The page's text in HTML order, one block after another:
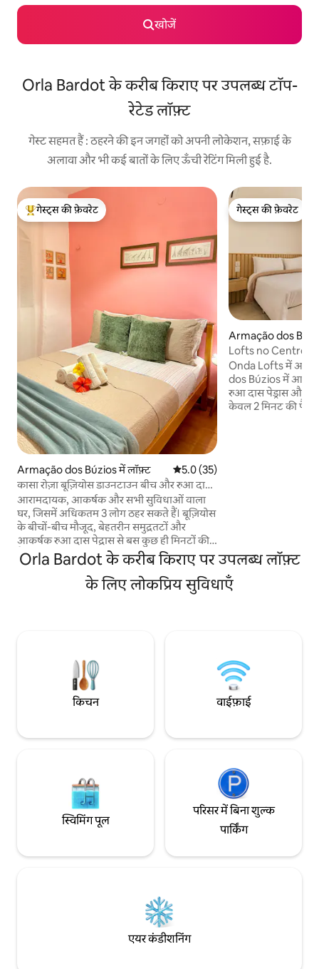
खोजें
Orla Bardot के करीब किराए पर उपलब्ध टॉप-
रेटेड लॉफ़्ट
गेस्ट सहमत हैं : ठहरने की इन जगहों को अपनी लोकेशन, सफ़ाई के
अलावा और भी कई बातों के लिए ऊँची रेटिंग मिली हुई है.
गेस्ट्स का टॉप फ़ेवरेट
गेस्ट्स की फ़ेवरेट
Armação dos Búzios में लॉफ़्ट औसत रेटिंग 5 में से 5.0, 35 समीक्षाएँ
5.0 (35)
कासा रोज़ा बूज़ियोस डाउनटाउन बीच और रुआ दास
पेद्रास
आरामदायक, आकर्षक और सभी सुविधाओं वाला
घर, जिसमें अधिकतम 3 लोग ठहर सकते हैं। बूज़ियोस
के बीचों-बीच मौजूद, बेहतरीन समुद्रतटों और
आकर्षक रुआ दास पेद्रास से बस कुछ ही मिनटों की
पैदल दूरी पर। इस जगह में कई बर्तन, सुसज्जित
रसोई, एयर कंडीशनिंग, वाई-फ़ाई, स्मार्ट टीवी,
आरामदायक बिस्तर और एक और सहायक बिस्तर
मौजूद हैं। यह जगह एक शांत सड़क पर है, जहाँ कारों
गेस्ट्स की फ़ेवरेट
गेस्ट्स की फ़ेवरेट
Armação dos
Lofts no Centro
Onda Lofts में
dos Búzios में
रुआ दास पेड्रास और
केवल 2 मिनट की पैदल
Orla Bardot के करीब किराए पर उपलब्ध लॉफ़्ट
के लिए लोकप्रिय सुविधाएँ
किचन वाईफ़ाई
स्विमिंग पूल
परिसर में बिना शुल्क
पार्किंग
एयर कंडीशनिंग